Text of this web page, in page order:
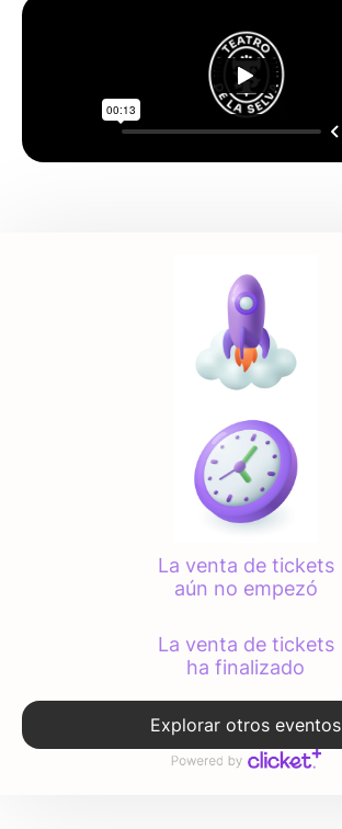
La venta de tickets
aún no empezó
La venta de tickets
ha finalizado
Explorar otros eventos